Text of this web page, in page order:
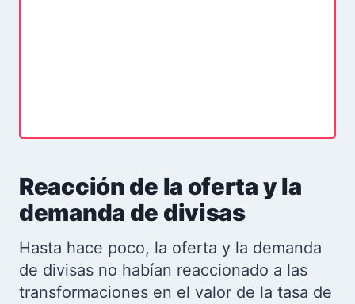
Reacción de la oferta y la
demanda de divisas
Hasta hace poco, la oferta y la demanda
de divisas no habían reaccionado a las
transformaciones en el valor de la tasa de